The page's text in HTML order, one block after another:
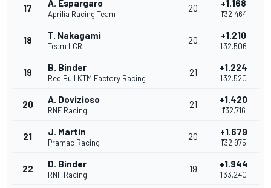
17 A. Espargaro
Aprilia Racing Team
20 +1.168
1'32.464
18 T. Nakagami
Team LCR
20 +1.210
1'32.506
19 B. Binder
Red Bull KTM Factory Racing
21 +1.224
1'32.520
20 A. Dovizioso
RNF Racing
21 +1.420
1'32.716
21 J. Martin
Pramac Racing
20 +1.679
1'32.975
22 D. Binder
RNF Racing
19 +1.944
1'33.240